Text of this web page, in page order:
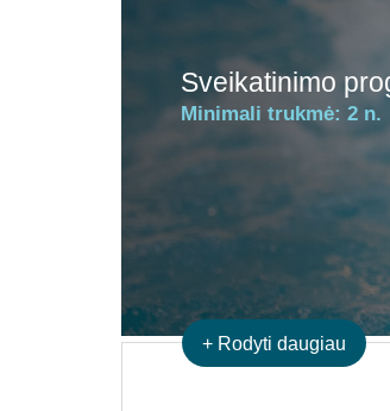
Sveikatinimo
Minimali trukmė: 2 n.
+ Rodyti daugiau